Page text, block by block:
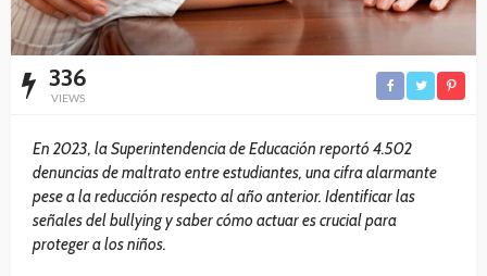
336
VIEWS
En 2023, la Superintendencia de Educación reportó 4.502
denuncias de maltrato entre estudiantes, una cifra alarmante
pese a la reducción respecto al año anterior. Identificar las
señales del bullying y saber cómo actuar es crucial para
proteger a los niños.